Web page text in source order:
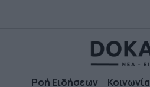
Ροή Ειδήσεων Κοινωνία